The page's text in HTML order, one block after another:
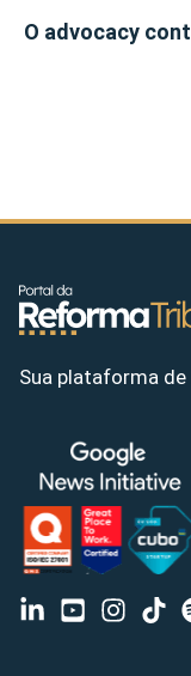
O advocacy
Sua plataforma